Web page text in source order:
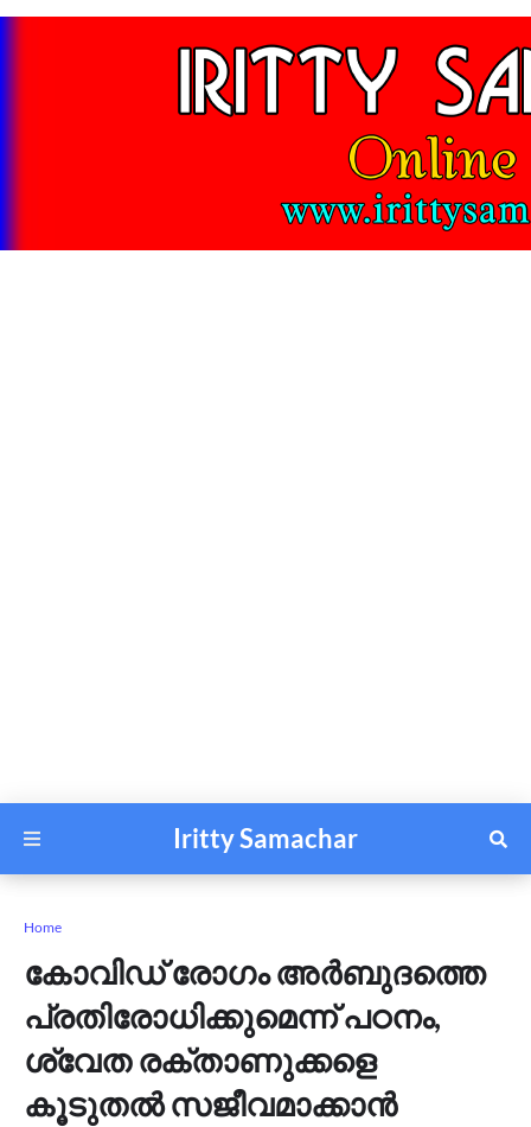
Iritty Samachar
Home
കോവിഡ്‌ രോഗം അര്‍ബുദത്തെ
പ്രതിരോധിക്കുമെന്ന്‌ പഠനം,
ശ്വേത രക്‌താണുക്കളെ
കൂടുതല്‍ സജീവമാക്കാന്‍